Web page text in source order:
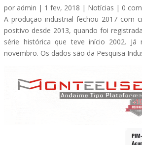
por admin | 1 fev, 2018 | Notícias | 0
A produção industrial fechou 2017 com
positivo desde 2013, quando foi
série histórica que teve início 2002.
novembro. Os dados são da Pesquisa